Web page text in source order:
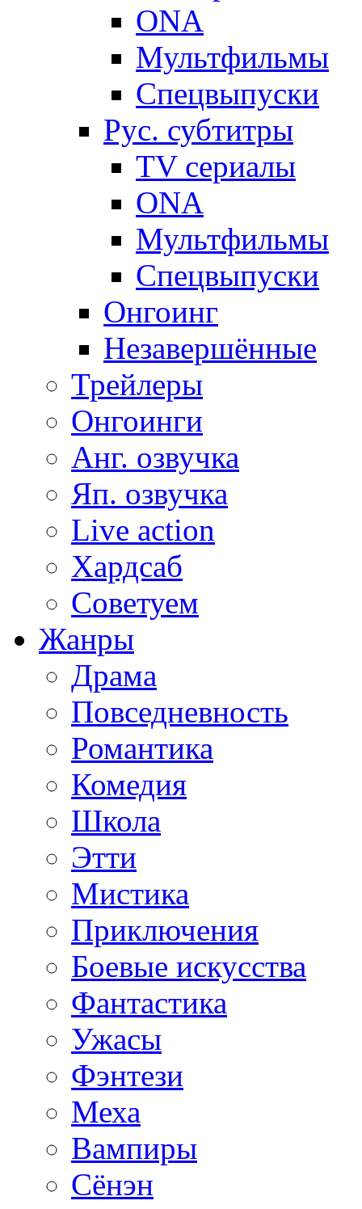
ONA
Мультфильмы
Спецвыпуски
Рус. субтитры
TV сериалы
ONA
Мультфильмы
Спецвыпуски
Онгоинг
Незавершённые
Трейлеры
Онгоинги
Анг. озвучка
Яп. озвучка
Live action
Хардсаб
Советуем
Жанры
Драма
Повседневность
Романтика
Комедия
Школа
Этти
Мистика
Приключения
Боевые искусства
Фантастика
Ужасы
Фэнтези
Меха
Вампиры
Сёнэн